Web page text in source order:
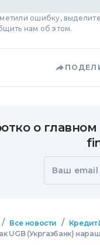
ошибку,
нам об этом.
о
Ваш email
/ Все новости /
UGB (Укргазбанк)